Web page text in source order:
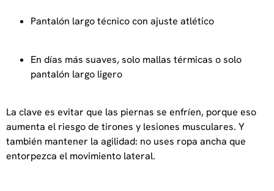
Pantalón largo técnico con ajuste atlético
En días más suaves, solo mallas térmicas o solo
pantalón largo ligero
La clave es evitar que las piernas se enfríen, porque eso
aumenta el riesgo de tirones y lesiones musculares. Y
también mantener la agilidad: no uses ropa ancha que
entorpezca el movimiento lateral.